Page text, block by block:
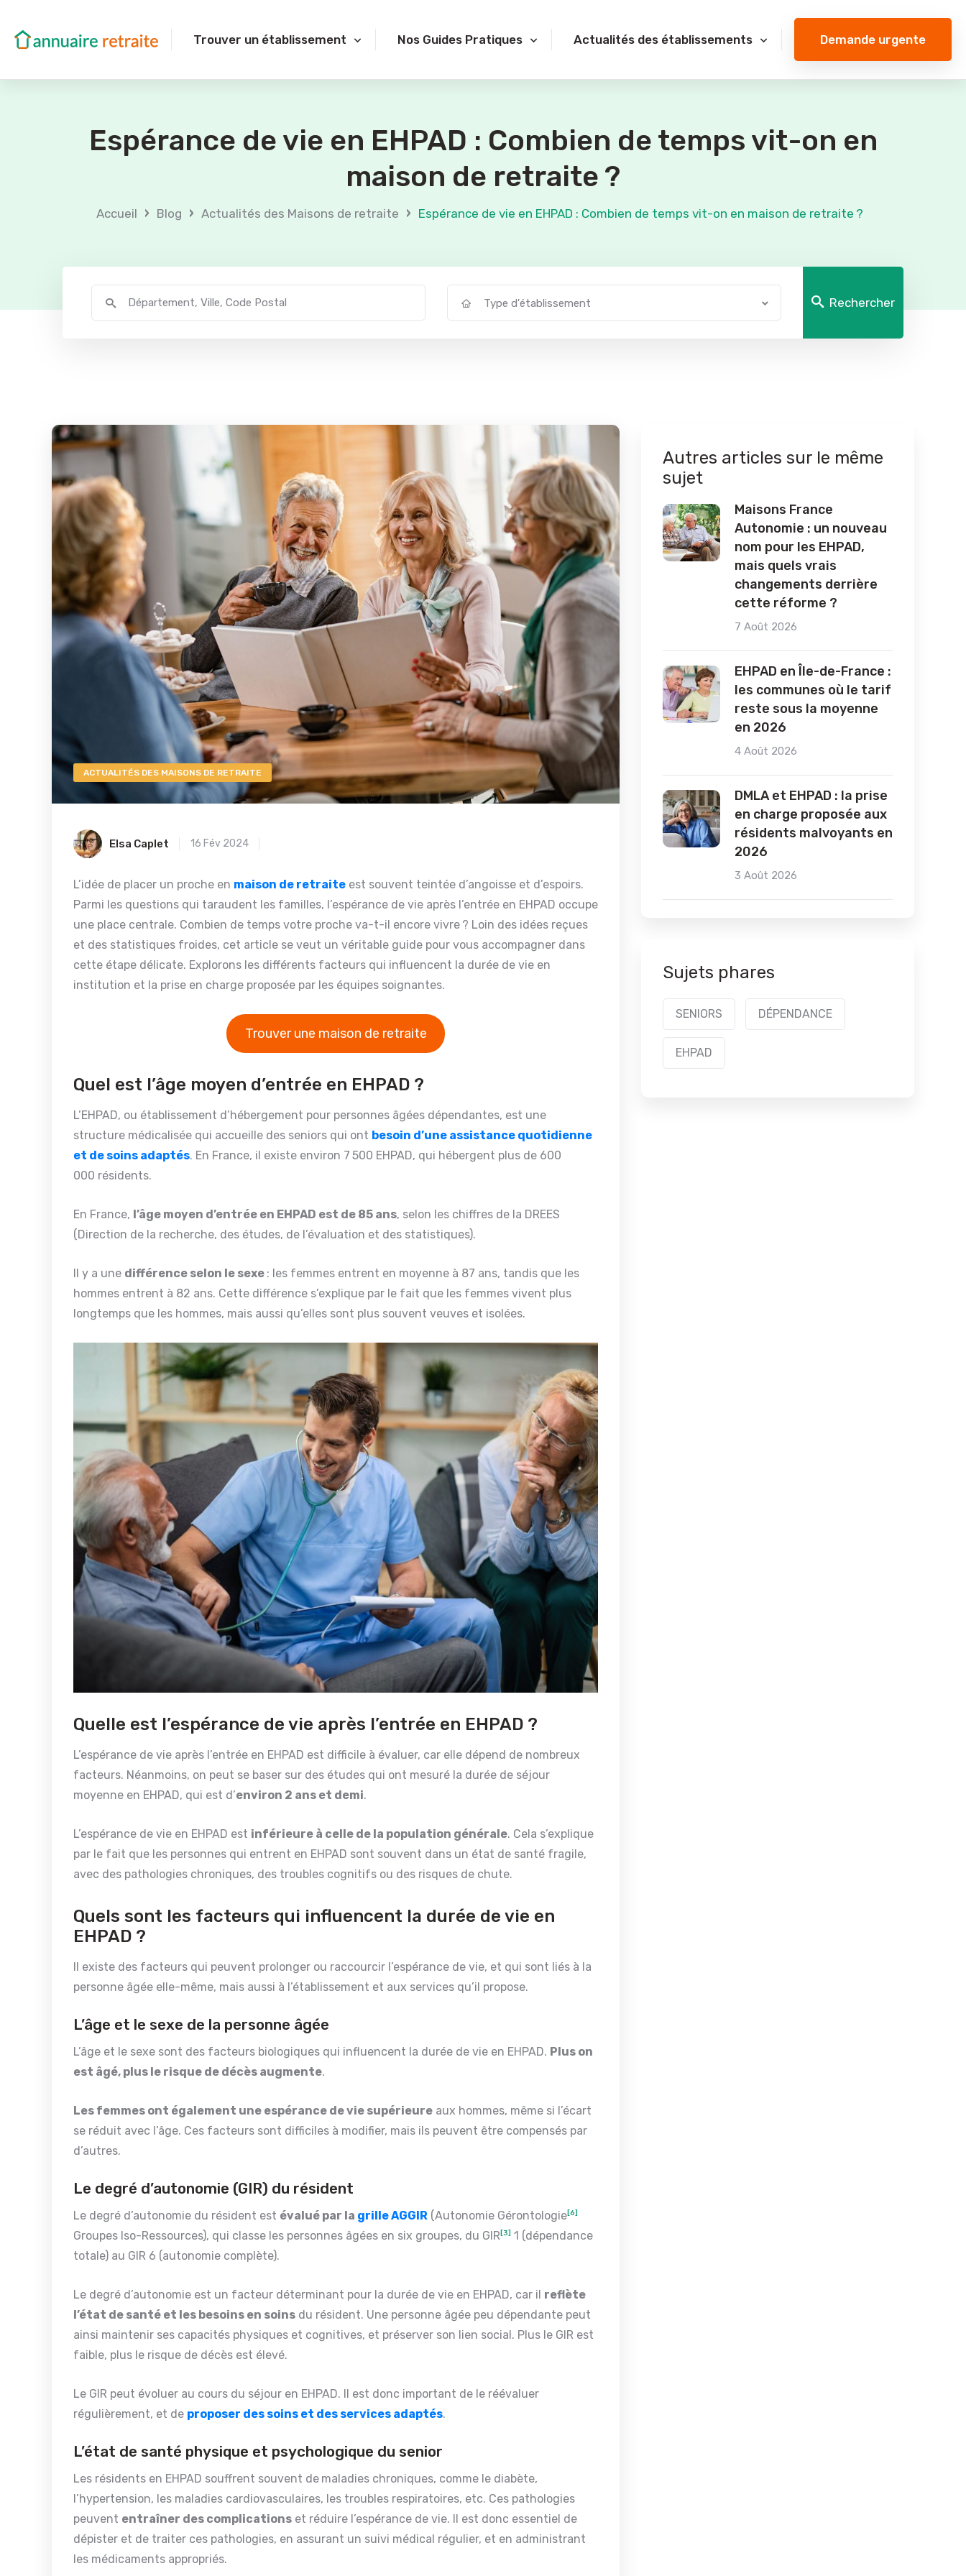
Trouver un établissement Nos Guides Pratiques Actualités des établissements Demande urgente
Espérance de vie en EHPAD : Combien de temps vit-on en
maison de retraite ?
Accueil › Blog › Actualités des Maisons de retraite › Espérance de vie en EHPAD : Combien de temps vit-on en maison de retraite ?
Type d'établissement Rechercher
ACTUALITÉS DES MAISONS DE RETRAITE
Elsa Caplet 16 Fév 2024
L’idée de placer un proche en maison de retraite est souvent teintée d’angoisse et d’espoirs.
Parmi les questions qui taraudent les familles, l’espérance de vie après l’entrée en EHPAD occupe
une place centrale. Combien de temps votre proche va-t-il encore vivre ? Loin des idées reçues
et des statistiques froides, cet article se veut un véritable guide pour vous accompagner dans
cette étape délicate. Explorons les différents facteurs qui influencent la durée de vie en
institution et la prise en charge proposée par les équipes soignantes.
Trouver une maison de retraite
Quel est l’âge moyen d’entrée en EHPAD ?
L’EHPAD, ou établissement d’hébergement pour personnes âgées dépendantes, est une
structure médicalisée qui accueille des seniors qui ont besoin d’une assistance quotidienne
et de soins adaptés. En France, il existe environ 7 500 EHPAD, qui hébergent plus de 600
000 résidents.
En France, l’âge moyen d’entrée en EHPAD est de 85 ans, selon les chiffres de la DREES
(Direction de la recherche, des études, de l’évaluation et des statistiques).
Il y a une différence selon le sexe : les femmes entrent en moyenne à 87 ans, tandis que les
hommes entrent à 82 ans. Cette différence s’explique par le fait que les femmes vivent plus
longtemps que les hommes, mais aussi qu’elles sont plus souvent veuves et isolées.
Quelle est l’espérance de vie après l’entrée en EHPAD ?
L’espérance de vie après l’entrée en EHPAD est difficile à évaluer, car elle dépend de nombreux
facteurs. Néanmoins, on peut se baser sur des études qui ont mesuré la durée de séjour
moyenne en EHPAD, qui est d’environ 2 ans et demi.
L’espérance de vie en EHPAD est inférieure à celle de la population générale. Cela s’explique
par le fait que les personnes qui entrent en EHPAD sont souvent dans un état de santé fragile,
avec des pathologies chroniques, des troubles cognitifs ou des risques de chute.
Quels sont les facteurs qui influencent la durée de vie en
EHPAD ?
Il existe des facteurs qui peuvent prolonger ou raccourcir l’espérance de vie, et qui sont liés à la
personne âgée elle-même, mais aussi à l’établissement et aux services qu’il propose.
L’âge et le sexe de la personne âgée
L’âge et le sexe sont des facteurs biologiques qui influencent la durée de vie en EHPAD. Plus on
est âgé, plus le risque de décès augmente.
Les femmes ont également une espérance de vie supérieure aux hommes, même si l’écart
se réduit avec l’âge. Ces facteurs sont difficiles à modifier, mais ils peuvent être compensés par
d’autres.
Le degré d’autonomie (GIR) du résident
Le degré d’autonomie du résident est évalué par la grille AGGIR (Autonomie Gérontologie[6]
Groupes Iso-Ressources), qui classe les personnes âgées en six groupes, du GIR [3] 1 (dépendance
totale) au GIR 6 (autonomie complète).
Le degré d’autonomie est un facteur déterminant pour la durée de vie en EHPAD, car il reflète
l’état de santé et les besoins en soins du résident. Une personne âgée peu dépendante peut
ainsi maintenir ses capacités physiques et cognitives, et préserver son lien social. Plus le GIR est
faible, plus le risque de décès est élevé.
Le GIR peut évoluer au cours du séjour en EHPAD. Il est donc important de le réévaluer
régulièrement, et de proposer des soins et des services adaptés.
L’état de santé physique et psychologique du senior
Les résidents en EHPAD souffrent souvent de maladies chroniques, comme le diabète,
l’hypertension, les maladies cardiovasculaires, les troubles respiratoires, etc. Ces pathologies
peuvent entraîner des complications et réduire l’espérance de vie. Il est donc essentiel de
dépister et de traiter ces pathologies, en assurant un suivi médical régulier, et en administrant
les médicaments appropriés.
Autres articles sur le même
sujet
Maisons France
Autonomie : un nouveau
nom pour les EHPAD,
mais quels vrais
changements derrière
cette réforme ?
7 Août 2026
EHPAD en Île-de-France :
les communes où le tarif
reste sous la moyenne
en 2026
4 Août 2026
DMLA et EHPAD : la prise
en charge proposée aux
résidents malvoyants en
2026
3 Août 2026
Sujets phares
SENIORS DÉPENDANCE
EHPAD